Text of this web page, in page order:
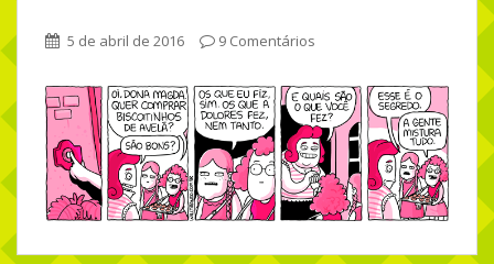
5 de abril de 2016 9 Comentários